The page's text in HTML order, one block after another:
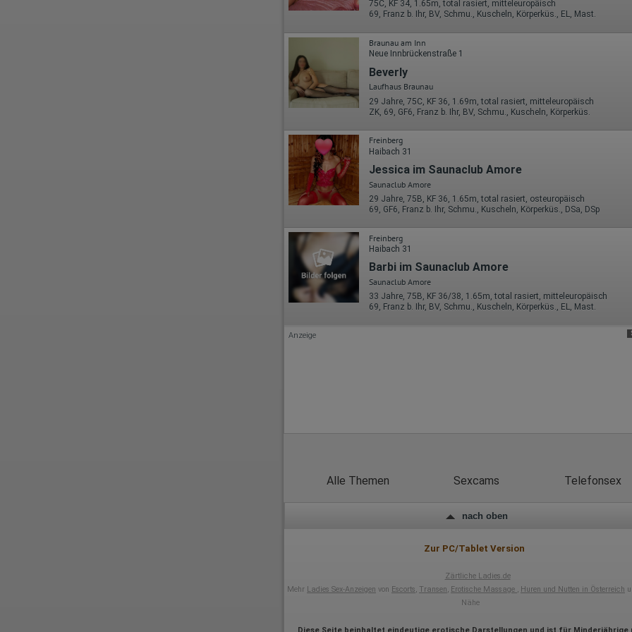
Google verarbeiten. Die IP-Adresse der Nutzer wird von Google innerhalb
von Mitgliedstaaten der Europäischen Union oder in anderen
Vertragsstaaten des Abkommens über den Europäischen
Wirtschaftsraum gekürzt, dies bedeutet, dass alle Daten anonym
erhoben werden. Nur in Ausnahmefällen wird die volle IP-Adresse an
dem Browser des Nutzers übermittelte IP-Adresse wird nicht mit anderen
Daten von Google zusammengeführt.
Erhobene Informationen zum Besucherverhalten sind folgende:
Herkunft (Land und Stadt)
Sprache
Betriebssystem
Gerät (PC, Tablet-PC oder Smartphone)
Browser und alle verwendeten Add-ons
Auflösung des Computers
Besucherquelle (Facebook, Suchmaschine oder verweisende
Webseite)
Welche Videos angeschaut?
Wurden Werbebanner angeklickt?
Wohin ging der Besucher? Klickte er auf weitere Seiten des Portals
oder hat er sie komplett verlassen?
Wie lange blieb der Besucher?
Ort der Verarbeitung:
Europäische Union & USA
Hotjar
Gerätetyp
Geografischer Standort
Eindeutige Gerätekennung
Browser-Typ
75C, KF 34, 1.65m, total rasiert, mitteleuropäisch
69, Franz b. Ihr, BV, Schmu., Kuscheln, Körperküs., EL, Mast.
Braunau am Inn
Neue Innbrückenstraße 1
Beverly
Laufhaus Braunau
29 Jahre, 75C, KF 36, 1.69m, total rasiert, mitteleuropäisch
ZK, 69, GF6, Franz b. Ihr, BV, Schmu., Kuscheln, Körperküs.
Freinberg
Haibach 31
Jessica im Saunaclub Amore
Saunaclub Amore
29 Jahre, 75B, KF 36, 1.65m, total rasiert, osteuropäisch
69, GF6, Franz b. Ihr, Schmu., Kuscheln, Körperküs., DSa, DSp
Freinberg
Haibach 31
Barbi im Saunaclub Amore
Saunaclub Amore
33 Jahre, 75B, KF 36/38, 1.65m, total rasiert, mitteleuropäisch
69, Franz b. Ihr, BV, Schmu., Kuscheln, Körperküs., EL, Mast.
Anzeige
Alle Themen Sexcams Telefonsex
nach oben
Zur PC/Tablet Version
Zärtliche Ladies.de
Mehr Ladies Sex-Anzeigen von Escorts, Transen, Erotische Massage , Huren und Nutten in Österreich
Nähe